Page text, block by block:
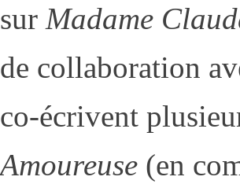
sur Madame
de collaboration
co-écrivent
Amoureuse (en